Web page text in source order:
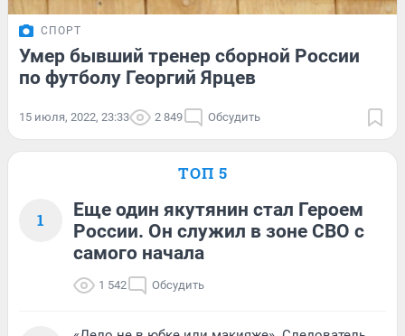
СПОРТ
Умер бывший тренер сборной России
по футболу Георгий Ярцев
15 июля, 2022, 23:33 2 849 Обсудить
ТОП 5
1
Еще один якутянин стал Героем
России. Он служил в зоне СВО с
самого начала
1 542 Обсудить